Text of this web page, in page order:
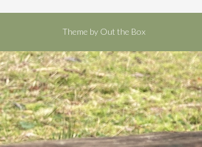
Theme by Out the Box